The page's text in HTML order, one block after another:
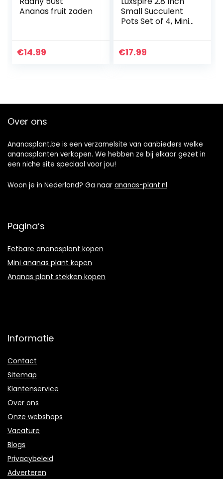
Ananas fruit zaden
€14.99
Small Succulent
Pots Set of 4, Mini
Plant Pot Planter
€17.99
Over ons
Ananasplant.be is een verzamelsite van aanbieders welke
ananasplanten verkopen. We hebben ze bij elkaar gezet in
een niche site speciaal voor jou!
Woon je in Nederland? Ga naar ananas-plant.nl
Pagina’s
Eetbare ananasplant kopen
Mini ananas plant kopen
Ananas plant stekken kopen
Informatie
Contact
Sitemap
Klantenservice
Over ons
Onze webshops
Vacature
Blogs
Privacybeleid
Adverteren